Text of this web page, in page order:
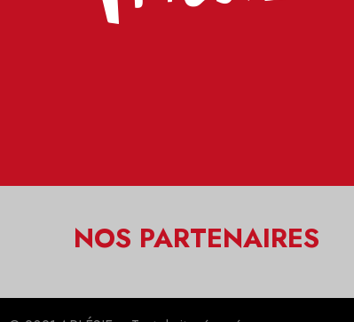
NOS PARTENAIRES